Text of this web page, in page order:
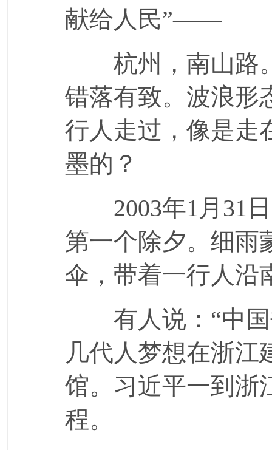
献给人民”——
杭州，南山路。
错落有致。波浪形
行人走过，像是走
墨的？
2003年1月31日
第一个除夕。细雨
伞，带着一行人沿
有人说：“中国
几代人梦想在浙江
馆。习近平一到浙
程。